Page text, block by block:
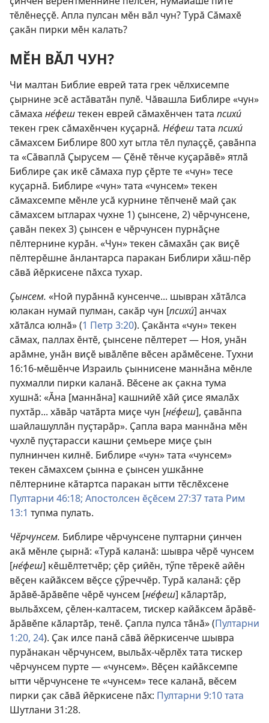
тӗлӗнеҫҫӗ. Апла пулсан мӗн вӑл чун? Турӑ Сӑмахӗ
ҫакӑн пирки мӗн калать?
МӖН ВӐЛ ЧУН?
Чи малтан Библие еврей тата грек чӗлхисемпе
ҫырнине эсӗ астӑватӑн пулӗ. Чӑвашла Библире «чун»
сӑмаха не́фештекен еврей сӑмахӗнчен тата психи́
текен грек сӑмахӗнчен куҫарнӑ. Не́фештата психи́
сӑмахсем Библире 800 хут ытла тӗл пулаҫҫӗ, ҫавӑнпа
та «Сӑваплӑ Ҫырусем — Ҫӗнӗ тӗнче куҫарӑвӗ» ятлӑ
Библире ҫак икӗ сӑмаха пур ҫӗрте те «чун» тесе
куҫарнӑ. Библире «чун» тата «чунсем» текен
сӑмахсемпе мӗнле усӑ курнине тӗпченӗ май ҫак
сӑмахсем ытларах чухне 1) ҫынсене, 2) чӗрчунсене,
ҫавӑн пекех 3) ҫынсен е чӗрчунсен пурнӑҫне
пӗлтернине курӑн. «Чун» текен сӑмахӑн ҫак виҫӗ
пӗлтерӗшне ӑнлантарса паракан Библири хӑш-пӗр
сӑвӑ йӗркисене пӑхса тухар.
Ҫынсем. «Ной пурӑннӑ кунсенче... шывран хӑтӑлса
юлакан нумай пулман, сакӑр чун [психи́] анчах
хӑтӑлса юлнӑ» (1 Петр 3:20). Ҫакӑнта «чун» текен
сӑмах, паллах ӗнтӗ, ҫынсене пӗлтерет — Ноя, унӑн
арӑмне, унӑн виҫӗ ывӑлӗпе вӗсен арӑмӗсене. Тухни
16:16-мӗшӗнче Израиль ҫыннисене маннӑна мӗнле
пухмалли пирки каланӑ. Вӗсене ак ҫакна тума
хушнӑ: «Ӑна [маннӑна] кашнийӗ хӑй ҫисе ямалӑх
пухтӑр... хӑвӑр чатӑрта миҫе чун [не́феш], ҫавӑнпа
шайлашуллӑн пуҫтарӑр». Ҫапла вара маннӑна мӗн
чухлӗ пуҫтарасси кашни ҫемьере миҫе ҫын
пулнинчен килнӗ. Библире «чун» тата «чунсем»
текен сӑмахсем ҫынна е ҫынсен ушкӑнне
пӗлтернине кӑтартса паракан ытти тӗслӗхсене
Пултарни 46:18; Апостолсен ӗҫӗсем 27:37 тата Рим
13:1 тупма пулать.
Чӗрчунсем. Библире чӗрчунсене пултарни ҫинчен
акӑ мӗнле ҫырнӑ: «Турӑ каланӑ: шывра чӗрӗ чунсем
[не́феш] кӗшӗлтетчӗр; ҫӗр ҫийӗн, тӳпе тӗрекӗ айӗн
вӗҫен кайӑксем вӗҫсе ҫӳреччӗр. Турӑ каланӑ: ҫӗр
ӑрӑвӗ-ӑрӑвӗпе чӗрӗ чунсем [не́феш] кӑлартӑр,
выльӑхсем, ҫӗлен-калтасем, тискер кайӑксем ӑрӑвӗ-
ӑрӑвӗпе кӑлартӑр, тенӗ. Ҫапла пулса тӑнӑ» (Пултарни
1:20, 24). Ҫак илсе панӑ сӑвӑ йӗркисенче шывра
пурӑнакан чӗрчунсем, выльӑх-чӗрлӗх тата тискер
чӗрчунсем пурте — «чунсем». Вӗҫен кайӑксемпе
ытти чӗрчунсене те «чунсем» тесе каланӑ, вӗсем
пирки ҫак сӑвӑ йӗркисене пӑх: Пултарни 9:10 тата
Шутлани 31:28.